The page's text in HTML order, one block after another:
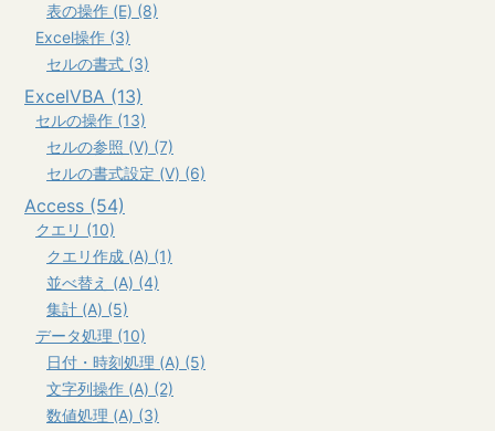
表の操作 (E) (8)
Excel操作 (3)
セルの書式 (3)
ExcelVBA (13)
セルの操作 (13)
セルの参照 (V) (7)
セルの書式設定 (V) (6)
Access (54)
クエリ (10)
クエリ作成 (A) (1)
並べ替え (A) (4)
集計 (A) (5)
データ処理 (10)
日付・時刻処理 (A) (5)
文字列操作 (A) (2)
数値処理 (A) (3)